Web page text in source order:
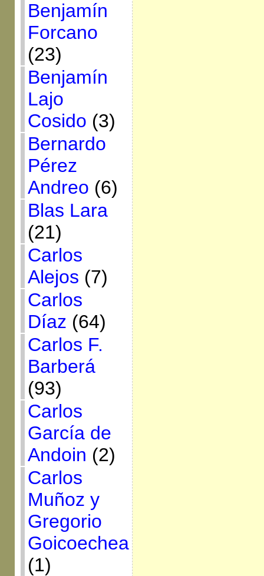
Benjamín
Forcano
(23)
Benjamín
Lajo
Cosido (3)
Bernardo
Pérez
Andreo (6)
Blas Lara
(21)
Carlos
Alejos (7)
Carlos
Díaz (64)
Carlos F.
Barberá
(93)
Carlos
García de
Andoin (2)
Carlos
Muñoz y
Gregorio
Goicoechea
(1)